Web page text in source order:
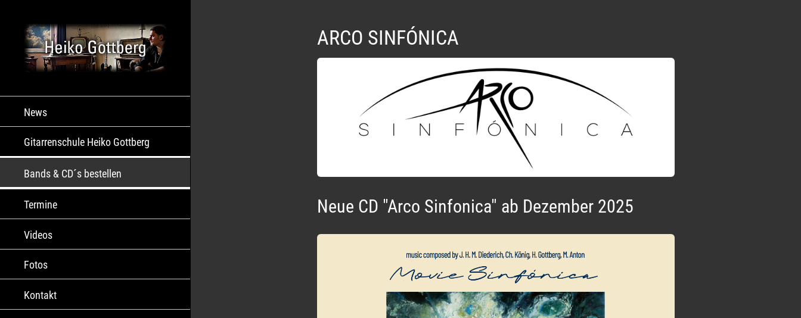
News
Gitarrenschule Heiko Gottberg
Bands & CD´s bestellen
Termine
Videos
Fotos
Kontakt
ARCO SINFÓNICA
Neue CD "Arco Sinfonica" ab Dezember 2025